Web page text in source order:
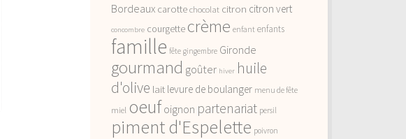
Bordeaux carottechocolat citron citron vert
concombre courgette crème enfant enfants
famille fête gingembre Gironde
gourmand goûter hiver huile
d'olive lait levure de boulanger menu de fête
miel oeuf oignon partenariat persil
piment d'Espelette poivron